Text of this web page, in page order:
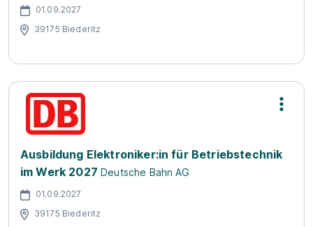
01.09.2027
39175 Biederitz
Ausbildung Elektroniker:in für Betriebstechnik
im Werk 2027 Deutsche Bahn AG
01.09.2027
39175 Biederitz